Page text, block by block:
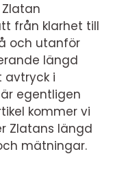
från klarhet till
och utanför
längd
i
egentligen
kommer vi
Zlatans längd
mätningar.